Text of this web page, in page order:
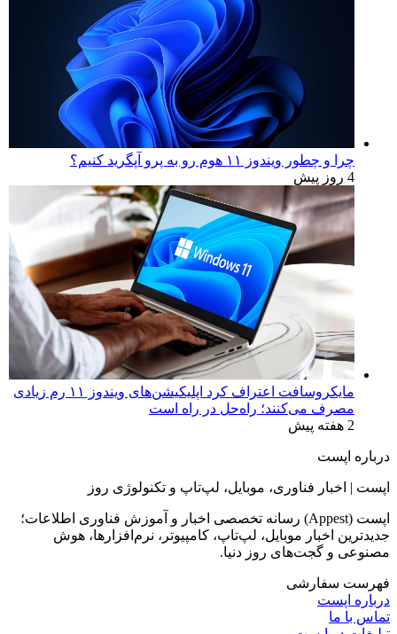
بهترین کروم‌بوک‌های ۲۰۲۶ | راهنمای خرید بر اساس تست
بررسی لپ‌تاپ Dell 16S | نمایشگر زیبا، عملکردی که
انتظارش رو نداری
4 روز پیش
چرا و چطور ویندوز ۱۱ هوم رو به پرو آپگرید کنیم؟
4 روز پیش